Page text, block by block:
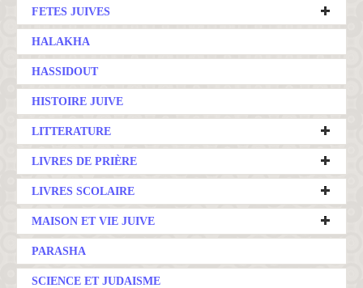
FETES JUIVES
HALAKHA
HASSIDOUT
HISTOIRE JUIVE
LITTERATURE
LIVRES DE PRIÈRE
LIVRES SCOLAIRE
MAISON ET VIE JUIVE
PARASHA
SCIENCE ET JUDAISME